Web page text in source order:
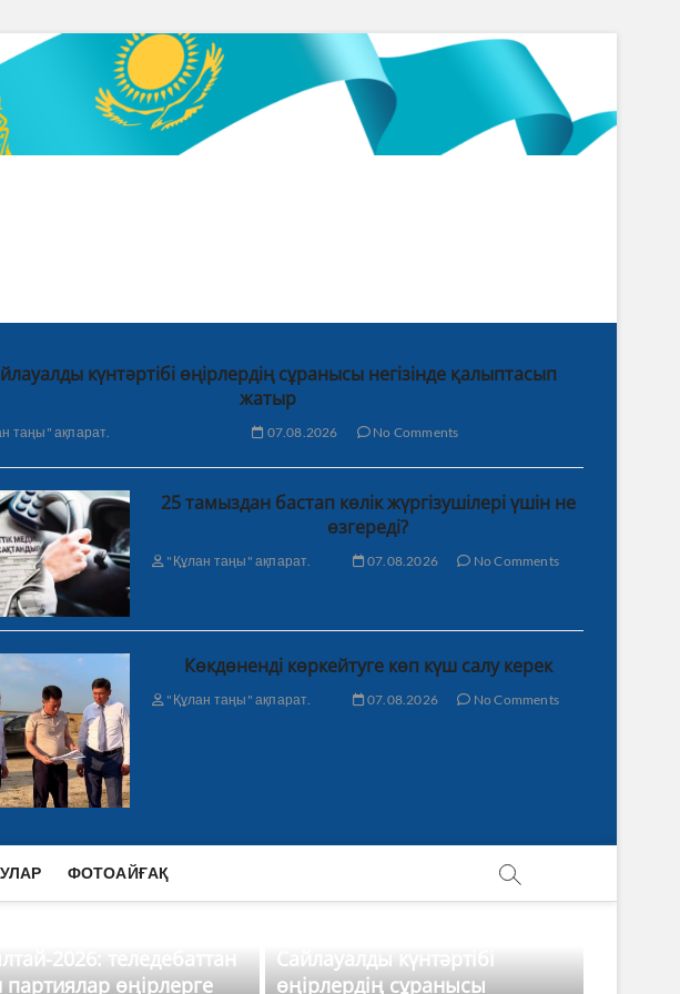
күнтәртібі өңірлердің сұранысы негізінде қалыптасып
жатыр
таңы" ақпарат. 07.08.2026 No Comments
25 тамыздан бастап көлік жүргізушілері үшін не
өзгереді?
"Құлан таңы" ақпарат. 07.08.2026 No Comments
Көкдөненді көркейтуге көп күш салу керек
"Құлан таңы" ақпарат. 07.08.2026 No Comments
ФОТОАЙҒАҚ
2026: теледебаттан
партиялар өңірлерге
Сайлауалды күнтәртібі
өңірлердің сұранысы